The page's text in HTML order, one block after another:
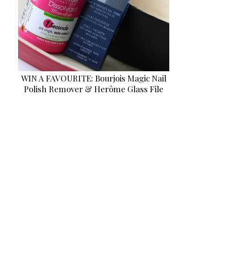
WIN A FAVOURITE: Bourjois Magic Nail
Polish Remover & Herôme Glass File